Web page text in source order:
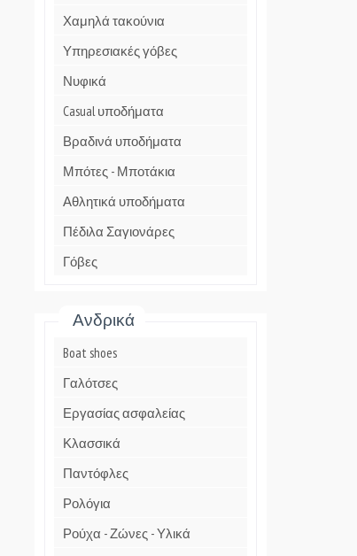
Χαμηλά τακούνια
Υπηρεσιακές γόβες
Νυφικά
Casual υποδήματα
Βραδινά υποδήματα
Μπότες - Μποτάκια
Αθλητικά υποδήματα
Πέδιλα Σαγιονάρες
Γόβες
Ανδρικά
Boat shoes
Γαλότσες
Εργασίας ασφαλείας
Κλασσικά
Παντόφλες
Ρολόγια
Ρούχα - Ζώνες - Υλικά